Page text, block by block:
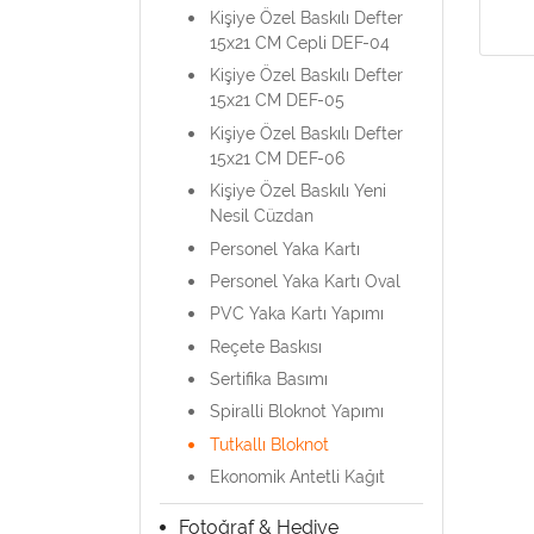
Kişiye Özel Baskılı Defter
15x21 CM Cepli DEF-04
Kişiye Özel Baskılı Defter
15x21 CM DEF-05
Kişiye Özel Baskılı Defter
15x21 CM DEF-06
Kişiye Özel Baskılı Yeni
Nesil Cüzdan
Personel Yaka Kartı
Personel Yaka Kartı Oval
PVC Yaka Kartı Yapımı
Reçete Baskısı
Sertifika Basımı
Spiralli Bloknot Yapımı
Tutkallı Bloknot
Ekonomik Antetli Kağıt
Fotoğraf & Hediye